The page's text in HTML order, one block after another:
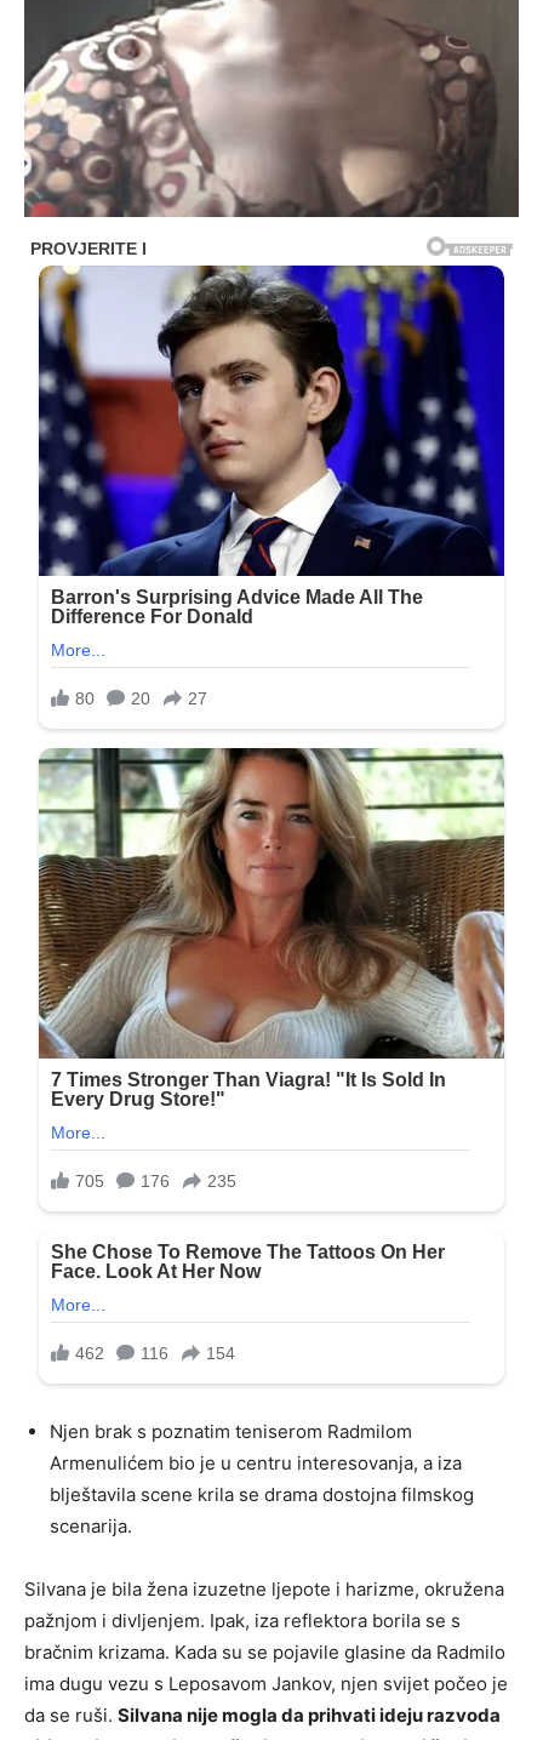
Njen brak s poznatim teniserom Radmilom
Armenulićem bio je u centru interesovanja, a iza
blještavila scene krila se drama dostojna filmskog
scenarija.
Silvana je bila žena izuzetne ljepote i harizme, okružena
pažnjom i divljenjem. Ipak, iza reflektora borila se s
bračnim krizama. Kada su se pojavile glasine da Radmilo
ima dugu vezu s Leposavom Jankov, njen svijet počeo je
da se ruši. Silvana nije mogla da prihvati ideju razvoda